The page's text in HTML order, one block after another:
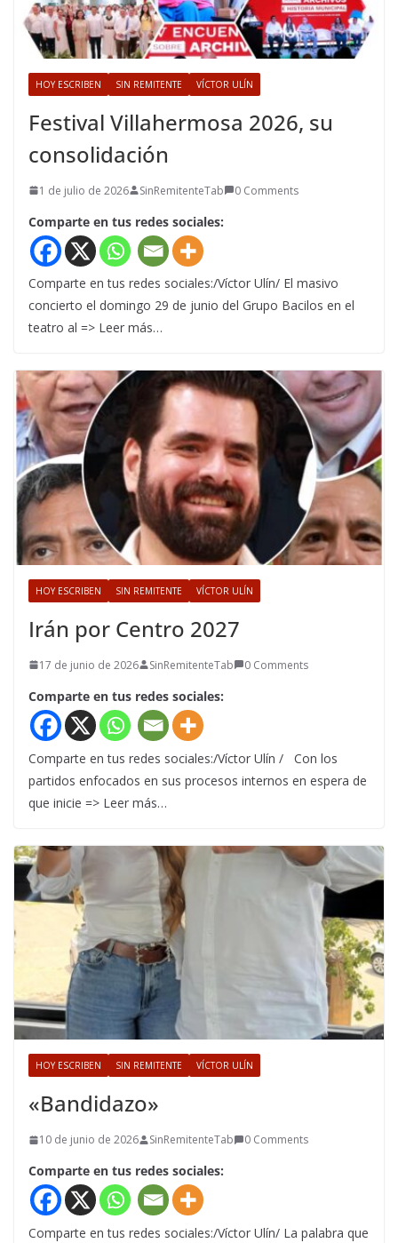
HOY ESCRIBEN SIN REMITENTE VÍCTOR ULÍN
Festival Villahermosa 2026, su
consolidación
1 de julio de 2026 SinRemitenteTab 0 Comments
Comparte en tus redes sociales:
Comparte en tus redes sociales:/Víctor Ulín/ El masivo
concierto el domingo 29 de junio del Grupo Bacilos en el
teatro al => Leer más…
HOY ESCRIBEN SIN REMITENTE VÍCTOR ULÍN
Irán por Centro 2027
17 de junio de 2026 SinRemitenteTab 0 Comments
Comparte en tus redes sociales:
Comparte en tus redes sociales:/Víctor Ulín / Con los
partidos enfocados en sus procesos internos en espera de
que inicie => Leer más…
HOY ESCRIBEN SIN REMITENTE VÍCTOR ULÍN
«Bandidazo»
10 de junio de 2026 SinRemitenteTab 0 Comments
Comparte en tus redes sociales:
Comparte en tus redes sociales:/Víctor Ulín/ La palabra que